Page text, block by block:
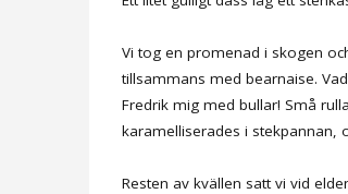
Vi tog en promenad i skogen
tillsammans med bearnaise.
Fredrik mig med bullar! Små
karamelliserades i stekpannan,
Resten av kvällen satt vi vid